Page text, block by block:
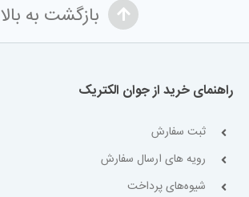
بازگشت به بالا
راهنمای خرید از جوان الکتریک
ثبت سفارش
رویه های ارسال سفارش
شیوه‌های پرداخت